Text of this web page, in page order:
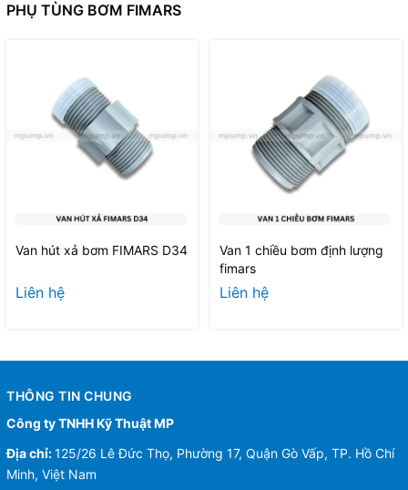
PHỤ TÙNG BƠM FIMARS
Van hút xả bơm FIMARS D34
Liên hệ
Van 1 chiều bơm định lượng
fimars
Liên hệ
THÔNG TIN CHUNG
Công ty TNHH Kỹ Thuật MP
Địa chỉ:125/26 Lê Đức Thọ, Phường 17, Quận Gò Vấp, TP. Hồ Chí
Minh, Việt Nam